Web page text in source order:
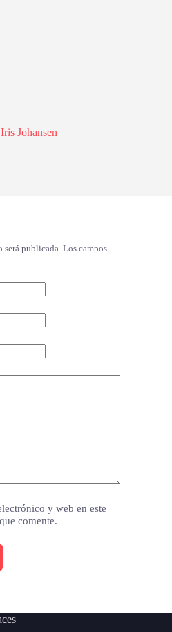
Johansen
publicada. Los campos
y web en este
comente.